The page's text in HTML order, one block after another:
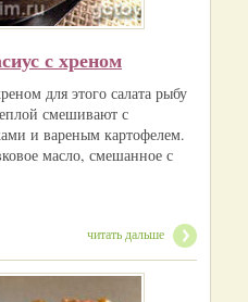
с хреном
для этого салата рыбу
смешивают с
и вареным картофелем.
масло, смешанное с
читать дальше